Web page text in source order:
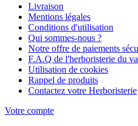
Livraison
Mentions légales
Conditions d'utilisation
Qui sommes-nous ?
Notre offre de paiements
F.A.Q de l'herboristerie du
Utilisation de cookies
Rappel de produits
Contactez votre Herboristerie
Votre compte